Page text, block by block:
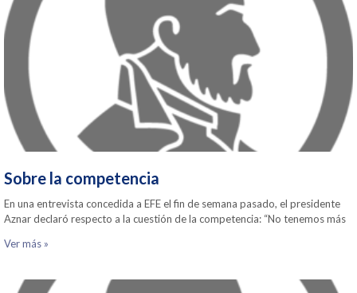
Sobre la competencia
En una entrevista concedida a EFE el fin de semana pasado, el presidente
Aznar declaró respecto a la cuestión de la competencia: “No tenemos más
Ver más »